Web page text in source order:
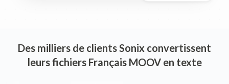
Des milliers de clients Sonix convertissent
leurs fichiers Français MOOV en texte